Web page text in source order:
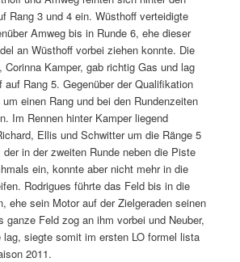
Rang 3 und 4 ein. Wüsthoff verteidigte
Amweg bis in Runde 6, ehe dieser
an Wüsthoff vorbei ziehen konnte. Die
Corinna Kamper, gab richtig Gas und lag
auf Rang 5. Gegenüber der Qualifikation
einen Rang und bei den Rundenzeiten
Im Rennen hinter Kamper liegend
Ellis und Schwitter um die Ränge 5
in der zweiten Runde neben die Piste
ein, konnte aber nicht mehr in die
Rodrigues führte das Feld bis in die
ehe sein Motor auf der Zielgeraden seinen
ganze Feld zog an ihm vorbei und Neuber,
siegte somit im ersten LO formel lista
2011.